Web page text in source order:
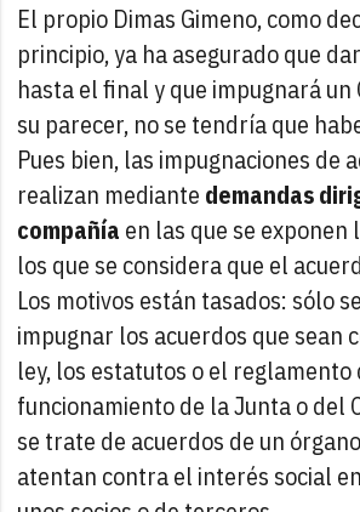
El propio Dimas Gimeno, como
principio, ya ha asegurado que
hasta el final y que impugnará un
su parecer, no se tendría que
Pues bien, las impugnaciones de
realizan mediante demandas
compañía en las que se exponen
los que se considera que el
Los motivos están tasados: sólo
impugnar los acuerdos que sean
ley, los estatutos o el reglamento
funcionamiento de la Junta o del
se trate de acuerdos de un
atentan contra el interés social